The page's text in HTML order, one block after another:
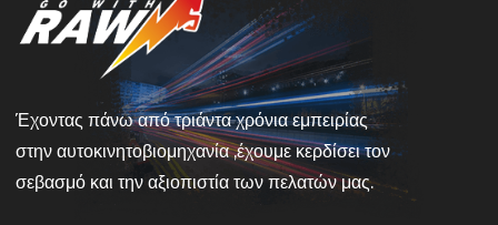
Έχοντας πάνω από τριάντα χρόνια εμπειρίας
στην αυτοκινητοβιομηχανία ,έχουμε κερδίσει τον
σεβασμό και την αξιοπιστία των πελατών μας.